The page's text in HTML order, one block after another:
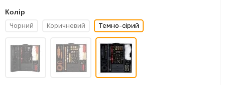
Колір
Чорний Коричневий Темно-сірий